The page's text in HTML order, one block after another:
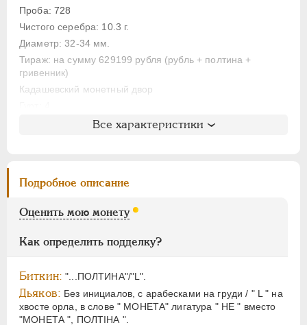
Проба: 728
Чистого серебра: 10.3 г.
Диаметр: 32-34 мм.
Тираж: на сумму 629199 рубля (рубль + полтина +
гривенник)
Кадашевский монетный двор
Литература и редкость
Уздеников: 0583
Дьяков ЗС: 846 (R3)
Семёнов
Гиль
Все характеристики
Подробное описание
Оценить мою монету
Как определить подделку?
Биткин: "...ПОЛТИНА"/"L".
Дьяков: Без инициалов, с арабесками на груди / " L " на
хвосте орла, в слове " МОНЕТА" лигатура " НЕ " вместо
"МОНЕТА ", ПОЛТIНА ".
ПЕТР III
ЕКАТЕРИНА II 1762-1796
ПАВЕЛ I 1796-1801
АЛЕКСАНДР I
НИКОЛАЙ I 1826-1855
1881-1894
ИНОСТРАННЫЕ